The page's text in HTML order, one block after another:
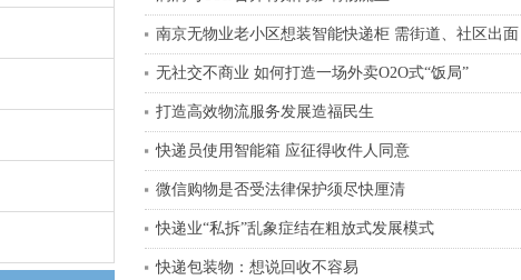
南京无物业老小区想装智能快递柜 需街道、社区出面
无社交不商业 如何打造一场外卖O2O式“饭局”
打造高效物流服务发展造福民生
快递员使用智能箱 应征得收件人同意
微信购物是否受法律保护须尽快厘清
快递业“私拆”乱象症结在粗放式发展模式
快递包装物：想说回收不容易